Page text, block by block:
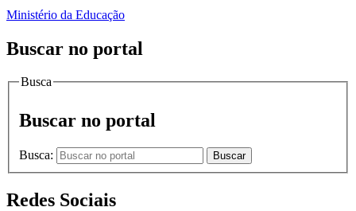
Ministério da Educação
Buscar no portal
Busca
Buscar no portal
Busca: Buscar
Redes Sociais